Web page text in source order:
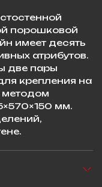
порошковой
имеет десять
атрибутов.
две пары
крепления на
методом
мм.